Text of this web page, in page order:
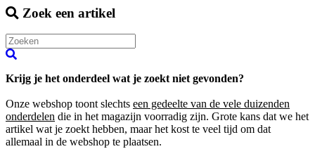
Zoek een artikel
Krijg je het onderdeel wat je zoekt niet gevonden?
Onze webshop toont slechts een gedeelte van de vele duizenden
onderdelen die in het magazijn voorradig zijn. Grote kans dat we het
artikel wat je zoekt hebben, maar het kost te veel tijd om dat
allemaal in de webshop te plaatsen.